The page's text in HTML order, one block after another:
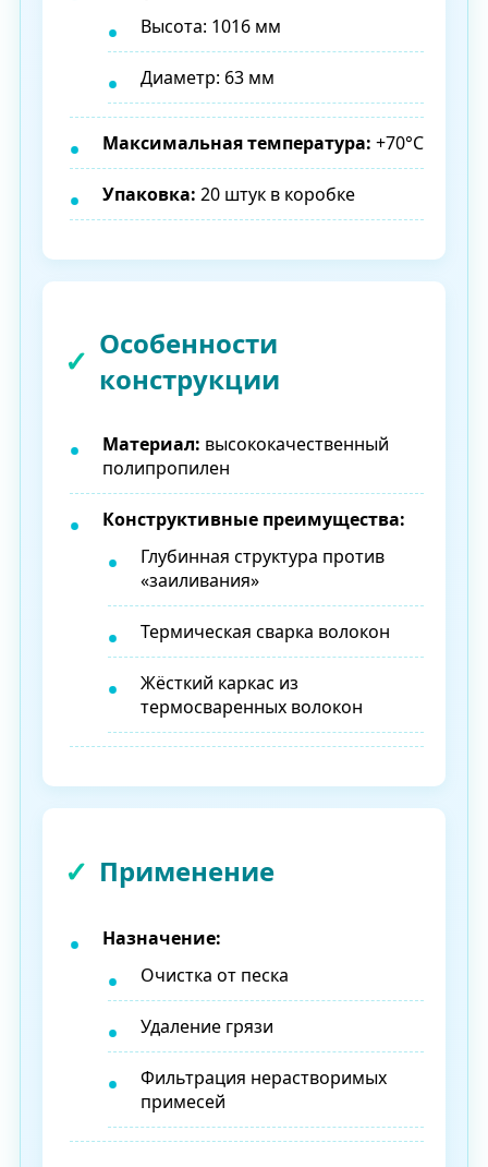
Высота: 1016 мм
Диаметр: 63 мм
Максимальная температура: +70°C
Упаковка: 20 штук в коробке
Особенности
конструкции
Материал: высококачественный
полипропилен
Конструктивные преимущества:
Глубинная структура против
«заиливания»
Термическая сварка волокон
Жёсткий каркас из
термосваренных волокон
Применение
Назначение:
Очистка от песка
Удаление грязи
Фильтрация нерастворимых
примесей